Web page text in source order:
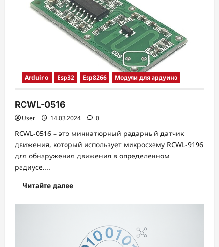
Arduino Esp32 Esp8266 Модули для ардуино
RCWL-0516
User 14.03.2024 0
RCWL-0516 – это миниатюрный радарный датчик
движения, который использует микросхему RCWL-9196
для обнаружения движения в определенном
радиусе....
Читайте далееПрочитать
больше